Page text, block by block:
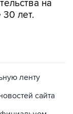
сайта